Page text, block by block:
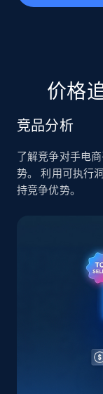
5.4K+
TikTok
by keywords
TikTok
URL, Title,
price, Final
价格
竞品分析
了解竞争对手电
势。 利用可执行
持竞争优势。